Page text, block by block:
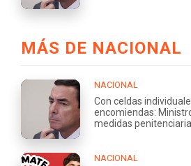
MÁS DE NACIONAL
NACIONAL
Con celdas
encomiendas:
medidas
NACIONAL